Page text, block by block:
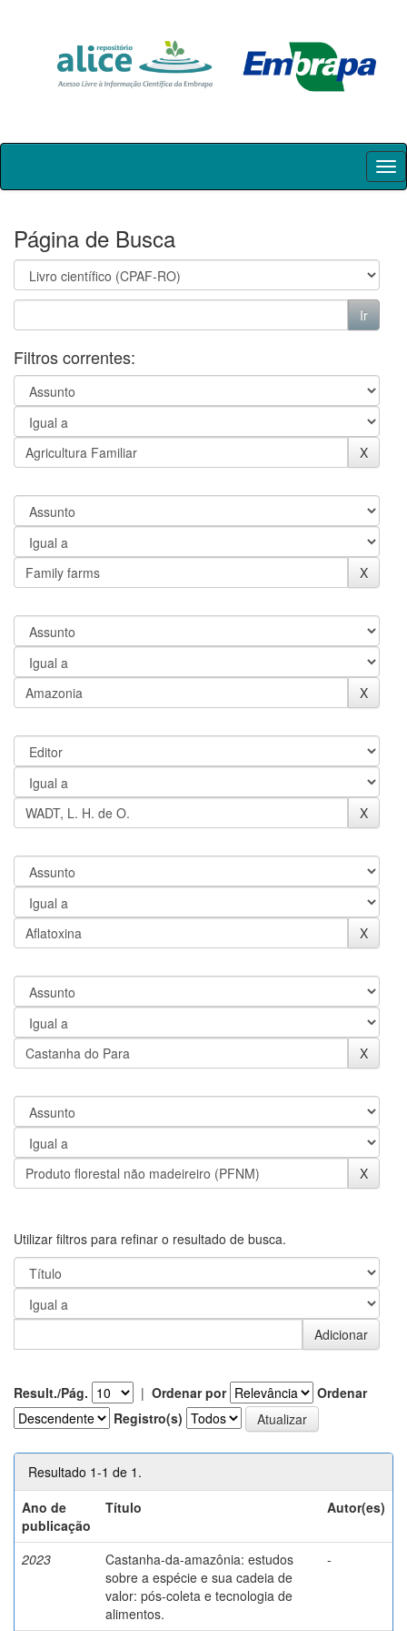
Skip
Página de Busca
Filtros correntes:
Utilizar filtros para refinar o resultado de busca.
Result./Pág. | Ordenar por
Ordenar
Registro(s)
Resultado 1-1 de 1.
Ano de
publicação
Título Autor(es)
2023
Castanha-da-amazônia: estudos
sobre a espécie e sua cadeia de
valor: pós-coleta e tecnologia de
alimentos.
-